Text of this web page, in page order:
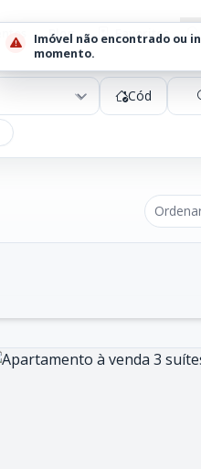
Blog Favoritos
Imóvel não encontrado ou
momento.
Cód